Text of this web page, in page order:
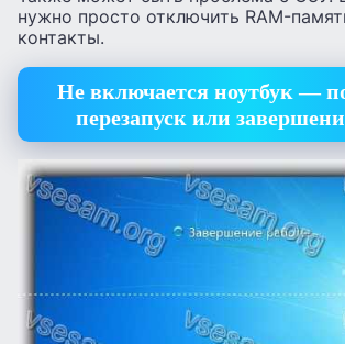
нужно просто отключить RAM-
контакты.
Не включается ноутбук —
перезапуск или